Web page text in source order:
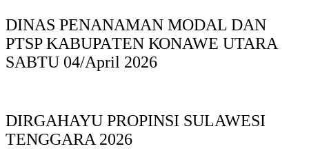
DINAS PΕΝΑΝΑΜAN MODAL DAN
PTSP KABUPAΤΕΝ ΚΟNAWE UTARA
SABTU 04/April 2026
DIRGAHAYU PROPINSI SULAWESI
TENGGARA 2026